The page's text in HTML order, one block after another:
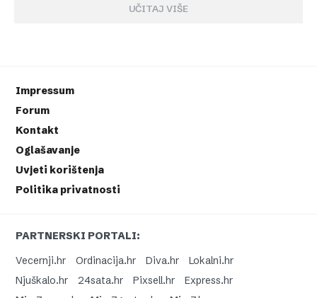
UČITAJ VIŠE
Impressum
Forum
Kontakt
Oglašavanje
Uvjeti korištenja
Politika privatnosti
PARTNERSKI PORTALI:
Vecernji.hr
Ordinacija.hr Diva.hr
Lokalni.hr
Njuškalo.hr
24sata.hr Pixsell.hr
Express.hr